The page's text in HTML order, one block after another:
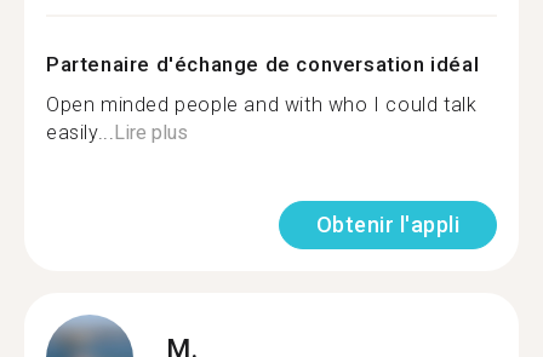
Partenaire d'échange de conversation idéal
Open minded people and with who I could talk
easily... Lire plus
Obtenir l'appli
M.